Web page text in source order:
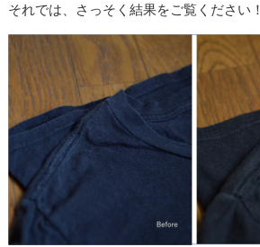
それでは、さっそく結果をご覧ください！